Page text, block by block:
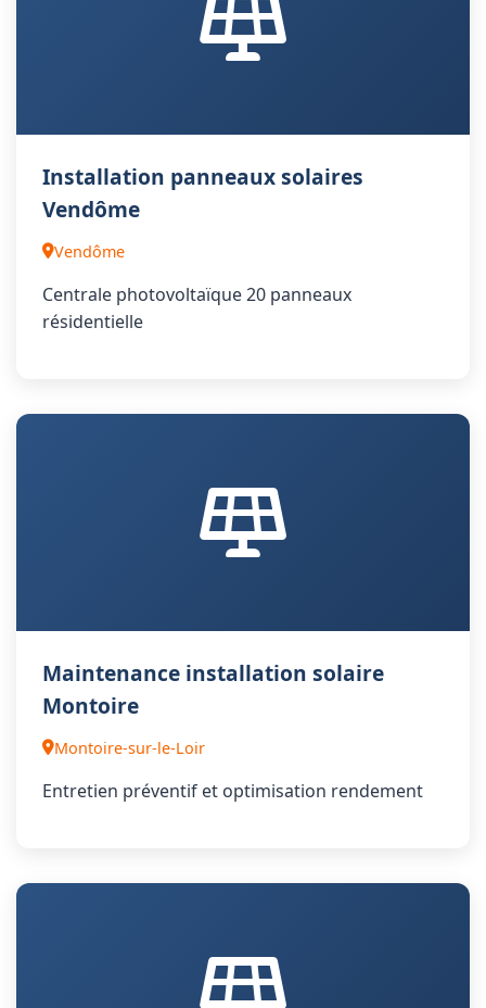
Installation panneaux solaires
Vendôme
Vendôme
Centrale photovoltaïque 20 panneaux
résidentielle
Maintenance installation solaire
Montoire
Montoire-sur-le-Loir
Entretien préventif et optimisation rendement